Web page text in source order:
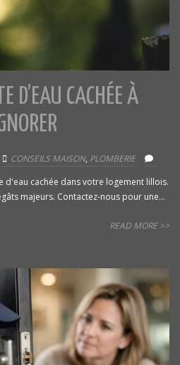
D’EAU CACHÉE À
CONSEILS MAISON, PLOMBERIE
d'eau cachée dans votre logement lillois.
majeurs. Contactez-nous pour une...
READ MORE >>